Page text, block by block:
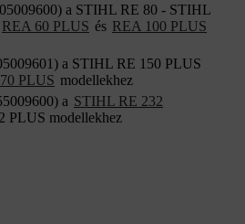
a STIHL RE 80 - STIHL
REA 60 PLUS és REA 100 PLUS
a STIHL RE 150 PLUS
PLUS modellekhez
a STIHL RE 232
PLUS modellekhez